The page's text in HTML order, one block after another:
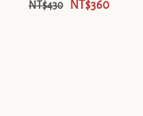
NT$430 NT$360